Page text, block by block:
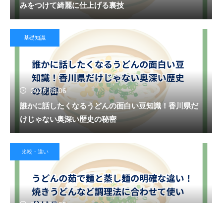
みをつけて綺麗に仕上げる裏技
基礎知識
2026.08.06
誰かに話したくなるうどんの面白い豆知識！香川県だ
けじゃない奥深い歴史の秘密
比較・違い